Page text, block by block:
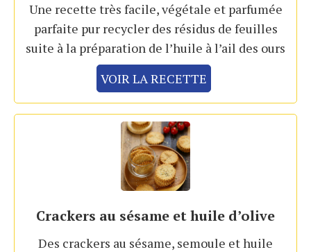
Une recette très facile, végétale et parfumée
parfaite pur recycler des résidus de feuilles
suite à la préparation de l’huile à l’ail des ours
VOIR LA RECETTE
Crackers au sésame et huile d’olive
Des crackers au sésame, semoule et huile